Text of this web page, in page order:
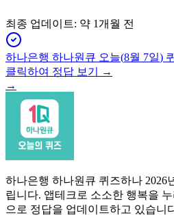
최종 업데이트: 약 1개월 전
하나은행 하나원큐 오늘(8월 7일)
클릭하여 정답 보기 →
→
하나은행 하나원큐 퀴즈하나 2026
립니다. 앱테크로 소소한 행복을
으로 정답을 업데이트하고 있습니